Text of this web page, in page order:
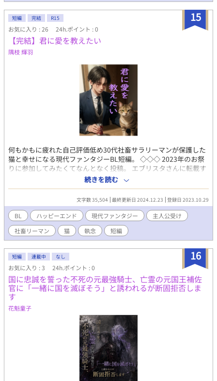
15
短編 完結 R15
お気に入り : 26 24h.ポイント : 0
【完結】君に愛を教えたい
隅枝 輝羽
何もかもに疲れた自己評価低め30代社畜サラリーマンが保護した
猫と幸せになる現代ファンタジーBL短編。 ◇◇◇ 2023年のお祭
りに参加してみたくてなんとなく投稿。 エブリスタさんに転載す
るために、少し改稿したのでこちらも修正してます。 大幅改稿は
してなくて、語尾を整えるくらいですかね……。
続きを読む
文字数 35,504 最終更新日 2024.12.23 登録日 2023.10.29
BL ハッピーエンド 現代ファンタジー
主人公受け
社畜リーマン
猫 執念 短編
16
短編 連載中 なし
お気に入り : 3 24h.ポイント : 0
国に忠誠を誓った不死の元最強騎士、亡霊の元国王補佐
官に「一緒に国を滅ぼそう」と誘われるが断固拒否しま
す
花魁童子